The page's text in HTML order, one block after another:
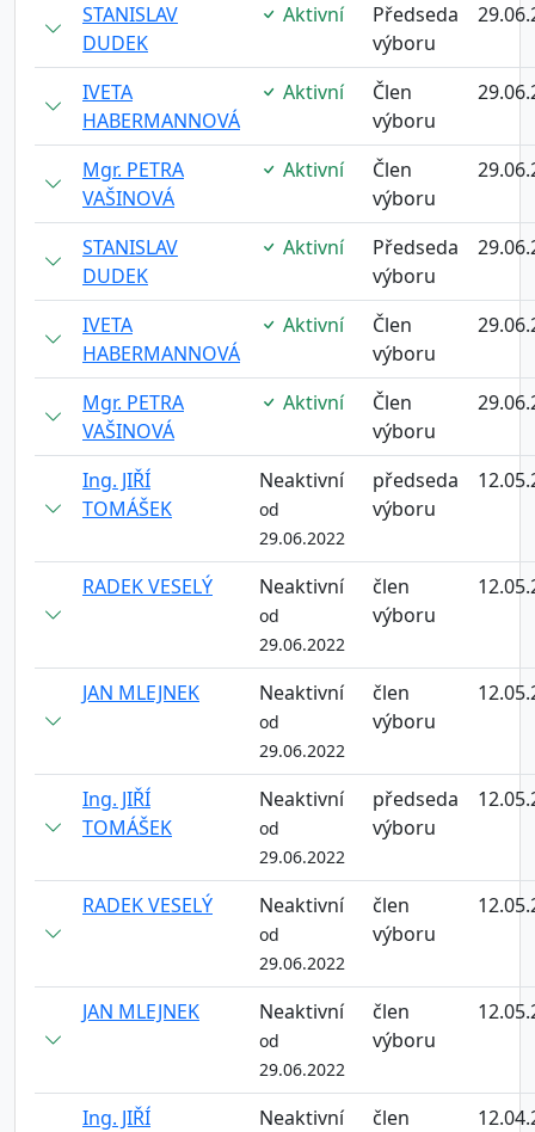
STANISLAV
DUDEK
Aktivní
Předseda
výboru
IVETA
HABERMANNOVÁ
Aktivní
Člen
výboru
Mgr. PETRA
VAŠINOVÁ
Aktivní
Člen
výboru
STANISLAV
DUDEK
Aktivní
Předseda
výboru
IVETA
HABERMANNOVÁ
Aktivní
Člen
výboru
Mgr. PETRA
VAŠINOVÁ
Aktivní
Člen
výboru
Ing. JIŘÍ
TOMÁŠEK
Neaktivní
od
29.06.2022
předseda
výboru
RADEK VESELÝ Neaktivní
od
29.06.2022
člen
výboru
JAN MLEJNEK Neaktivní
od
29.06.2022
člen
výboru
Ing. JIŘÍ
TOMÁŠEK
Neaktivní
od
29.06.2022
předseda
výboru
RADEK VESELÝ Neaktivní
od
29.06.2022
člen
výboru
JAN MLEJNEK Neaktivní
od
29.06.2022
člen
výboru
Ing. JIŘÍ
Neaktivní
člen